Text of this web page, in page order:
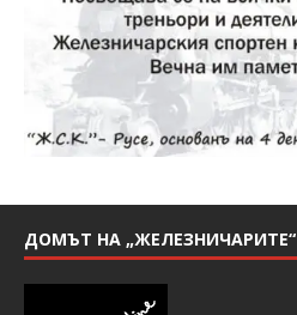
ДОМЪТ НА „ЖЕЛЕЗНИЧАРИТЕ“